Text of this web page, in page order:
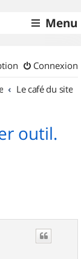
Menu
Connexion
Le café du site
outil.